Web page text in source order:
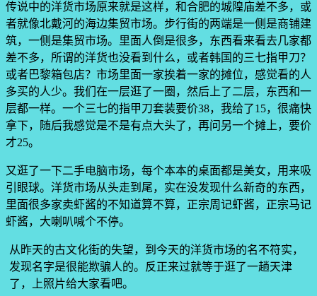
传说中的洋货市场原来就是这样，和合肥的城隍庙差不多，或
者就像北戴河的海边集贸市场。步行街的两端是一侧是商铺建
筑，一侧是集贸市场。里面人倒是很多，东西看来看去几家都
差不多，所谓的洋货也没看到什么，或者韩国的三七指甲刀？
或者巴黎箱包店？市场里面一家挨着一家的摊位，感觉看的人
多买的人少。我们在一层逛了一圈，然后上了二层，东西和一
层都一样。一个三七的指甲刀套装要价38，我给了15，很痛快
拿下，随后我感觉是不是有点大头了，再问另一个摊上，要价
才25。
又逛了一下二手电脑市场，每个本本的桌面都是美女，用来吸
引眼球。洋货市场从头走到尾，实在没发现什么新奇的东西，
里面很多家卖虾酱的不知道算不算，正宗周记虾酱，正宗马记
虾酱，大喇叭喊个不停。
从昨天的古文化街的失望，到今天的洋货市场的名不符实，
发现名字是很能欺骗人的。反正来过就等于逛了一趟天津
了，上照片给大家看吧。